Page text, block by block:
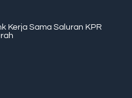
Kerja Sama Saluran KPR